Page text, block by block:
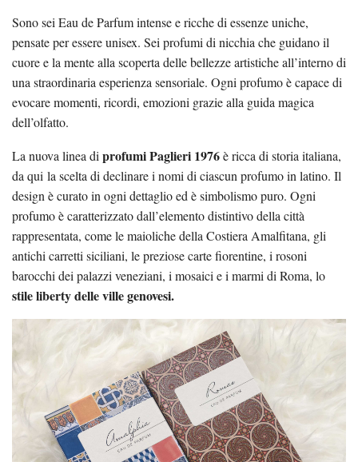
Sono sei Eau de Parfum intense e ricche di essenze uniche,
pensate per essere unisex. Sei profumi di nicchia che guidano il
cuore e la mente alla scoperta delle bellezze artistiche all’interno di
una straordinaria esperienza sensoriale. Ogni profumo è capace di
evocare momenti, ricordi, emozioni grazie alla guida magica
dell’olfatto.
La nuova linea diprofumi Paglieri 1976è ricca di storia italiana,
da qui la scelta di declinare i nomi di ciascun profumo in latino. Il
design è curato in ogni dettaglio ed è simbolismo puro. Ogni
profumo è caratterizzato dall’elemento distintivo della città
rappresentata, come le maioliche della Costiera Amalfitana, gli
antichi carretti siciliani, le preziose carte fiorentine, i rosoni
barocchi dei palazzi veneziani, i mosaici e i marmi di Roma, lo
stile liberty delle ville genovesi.